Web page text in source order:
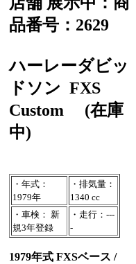
品番号：2629
ハーレーダビッ
ドソン FXS
Custom
(在庫
中)
・年式：
1979年
・排気量：
1340 cc
・車検： 新
規3年登録
・走行：---
-
1979年式 FXSベース /